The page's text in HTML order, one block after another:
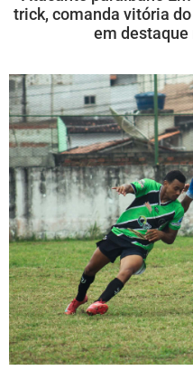
trick, comanda vitória
em destaque